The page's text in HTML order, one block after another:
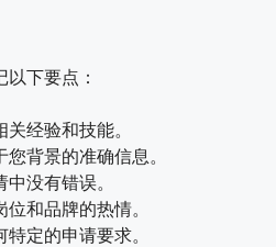
下要点：
关经验和技能。
您背景的准确信息。
中没有错误。
位和品牌的热情。
特定的申请要求。